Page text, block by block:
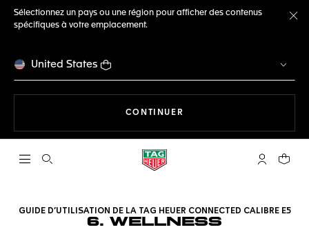
Sélectionnez un pays ou une région pour afficher des contenus
spécifiques à votre emplacement.
United States
CONTINUER
Ouvrir la barre de recherche Compte My
Votre